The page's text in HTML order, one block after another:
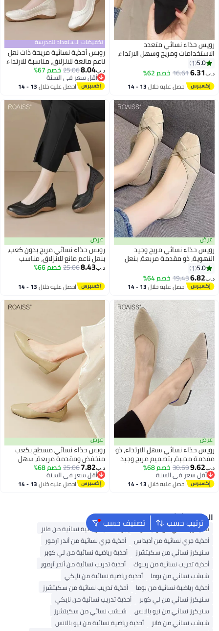
رويس حذاء نسائي متعدد
الاستخدامات ومريح وسهل الارتداء،
ذو مقدمة مدببة مسطحة، مناسب
للتنقلات اليومية، يتميز بتصميم أنيق
ونعل ناعم مانع للانزلاق، مثالي
للارتداء اليومي، والعمل، والنزهات
غير الرسمية، باللون الأسود.
5.0
1
د.ب‏6.31
16.61خصم 62%
احصل عليه خلال 13 - 14
تخفيضات الاستعداد للمدرسة
رويس أحذية نسائية مريحة ذات نعل
ناعم مانعة للانزلاق، مناسبة للارتداء
اليومي، سهلة الارتداء، ذات كعب
إضافي، لون بيج سادة، مقدمة
دائرية، مثالية للتنقل والتسوق
د.ب‏8.04
25.06خصم 67%
أقل سعر في السنة
أقل سعر في السنة
احصل عليه خلال 13 - 14
عرض
رويس حذاء نسائي مريح وجيد
التهوية، ذو مقدمة مربعة، بنعل
ناعم، تصميم منخفض، متعدد
الاستخدامات ومناسب للارتداء
اليومي في مختلف المناسبات، لون
بيج.
5.0
1
د.ب‏6.82
19.43خصم 64%
احصل عليه خلال 13 - 14
عرض
رويس حذاء نسائي مريح بدون كعب،
بنعل ناعم مانع للانزلاق، مناسب
للارتداء اليومي، يتميز بتهوية جيدة،
أسود سادة، مقدمة دائرية، مثالي
للتنقل والتسوق والأنشطة
الترفيهية.
د.ب‏8.43
25.06خصم 66%
احصل عليه خلال 13 - 14
عرض
رويس حذاء نسائي سهل الارتداء، ذو
مقدمة مدببة، بتصميم مريح وجيد
التهوية وغير قابل للانزلاق، مثالي
للارتداء اليومي، لون بيج.
د.ب‏9.62
30.69خصم 68%
أقل سعر في السنة
أقل سعر في السنة
احصل عليه خلال 13 - 14
عرض
رويس حذاء نسائي مسطح بكعب
منخفض ومقدمة مربعة، سهل
الارتداء، بتصميم يسمح بتهوية
القدم ونعل مانع للانزلاق، مثالي
للارتداء اليومي، مريح وعملي، لون
د.ب‏7.82
25.06خصم 68%
أقل سعر في السنة
أقل سعر في السنة
احصل عليه خلال 13 - 14
ترتيب حسب تصنيف حسب البحث الشائع
سنيكرز نسائي من أونيتسوكا تايجر
أحذية رياضية نسائية من فانز
أحذية جري نسائية من أديداس
أحذية جري نسائية من أندر آرمور
سنيكرز نسائي من سكيتشرز
أحذية رياضية نسائية من لي كوبر
أحذية تدريب نسائية من ريبوك
أحذية تدريب نسائية من أندر آرمور
شبشب نسائي من بوما
أحذية رياضية نسائية من نايكي
أحذية رياضية نسائية من بوما
أحذية تدريب نسائية من سكيتشرز
سنيكرز نسائي من لي كوبر
أحذية تدريب نسائية من نايكي
سنيكرز نسائي من نيو بالانس
شبشب نسائي من سكيتشرز
شبشب نسائي من فانز
أحذية رياضية نسائية من نيو بالانس